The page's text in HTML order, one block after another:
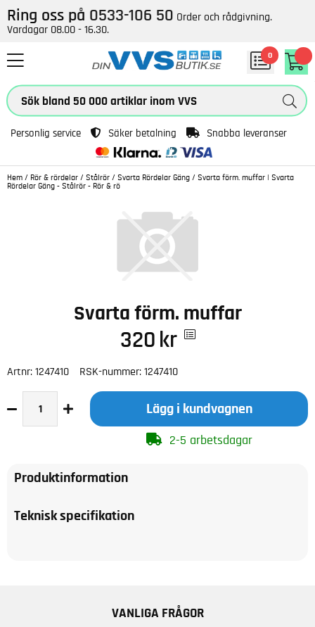
Ring oss på 0533-106 50 Order och rådgivning.
Vardagar 08.00 - 16.30.
0
Personlig service Säker betalning Snabba leveranser
Hem / Rör & rördelar / Stålrör / Svarta Rördelar Gäng / Svarta förm. muffar | Svarta
Rördelar Gäng - Stålrör - Rör & rö
Svarta förm. muffar
320 kr
Artnr: 1247410 RSK-nummer: 1247410
Lägg i kundvagnen
2-5 arbetsdagar
Produktinformation
Teknisk specifikation
VANLIGA FRÅGOR